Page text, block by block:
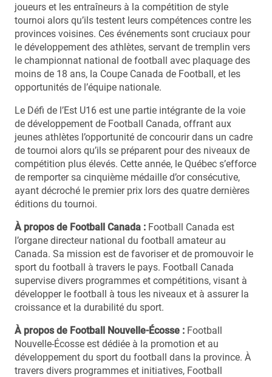
joueurs et les entraîneurs à la compétition de style
tournoi alors qu’ils testent leurs compétences contre les
provinces voisines. Ces événements sont cruciaux pour
le développement des athlètes, servant de tremplin vers
le championnat national de football avec plaquage des
moins de 18 ans, la Coupe Canada de Football, et les
opportunités de l’équipe nationale.
Le Défi de l’Est U16 est une partie intégrante de la voie
de développement de Football Canada, offrant aux
jeunes athlètes l’opportunité de concourir dans un cadre
de tournoi alors qu’ils se préparent pour des niveaux de
compétition plus élevés. Cette année, le Québec s’efforce
de remporter sa cinquième médaille d’or consécutive,
ayant décroché le premier prix lors des quatre dernières
éditions du tournoi.
À propos de Football Canada : Football Canada est
l’organe directeur national du football amateur au
Canada. Sa mission est de favoriser et de promouvoir le
sport du football à travers le pays. Football Canada
supervise divers programmes et compétitions, visant à
développer le football à tous les niveaux et à assurer la
croissance et la durabilité du sport.
À propos de Football Nouvelle-Écosse : Football
Nouvelle-Écosse est dédiée à la promotion et au
développement du sport du football dans la province. À
travers divers programmes et initiatives, Football